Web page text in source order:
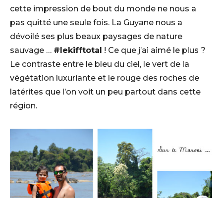
cette impression de bout du monde ne nous a
pas quitté une seule fois. La Guyane nous a
dévoilé ses plus beaux paysages de nature
sauvage … #lekifftotal ! Ce que j’ai aimé le plus ?
Le contraste entre le bleu du ciel, le vert de la
végétation luxuriante et le rouge des roches de
latérites que l’on voit un peu partout dans cette
région.